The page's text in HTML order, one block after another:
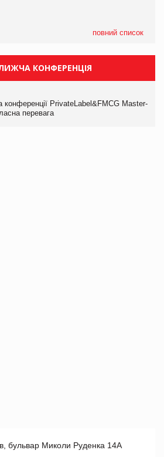
повний список
КОНФЕРЕНЦІЯ
конференції PrivateLabel&FMCG Master-
перевага
бульвар Миколи Руденка 14А